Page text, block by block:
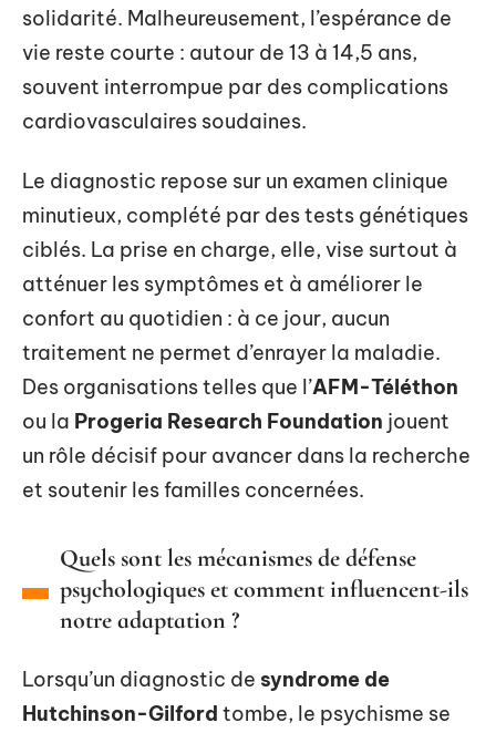
solidarité. Malheureusement, l’espérance de
vie reste courte : autour de 13 à 14,5 ans,
souvent interrompue par des complications
cardiovasculaires soudaines.
Le diagnostic repose sur un examen clinique
minutieux, complété par des tests génétiques
ciblés. La prise en charge, elle, vise surtout à
atténuer les symptômes et à améliorer le
confort au quotidien : à ce jour, aucun
traitement ne permet d’enrayer la maladie.
Des organisations telles que l’AFM-Téléthon
ou la Progeria Research Foundation jouent
un rôle décisif pour avancer dans la recherche
et soutenir les familles concernées.
Quels sont les mécanismes de défense
psychologiques et comment influencent-ils
notre adaptation ?
Lorsqu’un diagnostic de syndrome de
Hutchinson-Gilford tombe, le psychisme se